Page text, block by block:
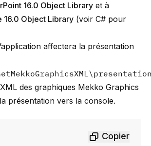
16.0 Object Library et à
16.0 Object Library (voir C# pour
affectera la présentation
des graphiques Mekko Graphics
présentation vers la console.
Copier